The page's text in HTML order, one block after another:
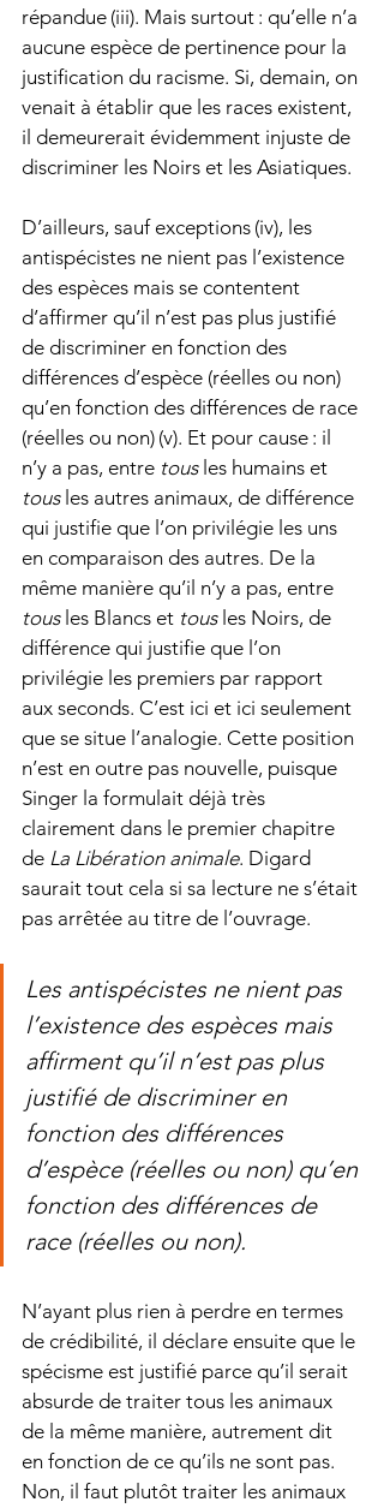
répandue (iii). Mais surtout : qu’elle n’a
aucune espèce de pertinence pour la
justification du racisme. Si, demain, on
venait à établir que les races existent,
il demeurerait évidemment injuste de
discriminer les Noirs et les Asiatiques.
D’ailleurs, sauf exceptions (iv), les
antispécistes ne nient pas l’existence
des espèces mais se contentent
d’affirmer qu’il n’est pas plus justifié
de discriminer en fonction des
différences d’espèce (réelles ou non)
qu’en fonction des différences de race
(réelles ou non) (v). Et pour cause : il
n’y a pas, entre tous les humains et
tous les autres animaux, de différence
qui justifie que l’on privilégie les uns
en comparaison des autres. De la
même manière qu’il n’y a pas, entre
tous les Blancs et tous les Noirs, de
différence qui justifie que l’on
privilégie les premiers par rapport
aux seconds. C’est ici et ici seulement
que se situe l’analogie. Cette position
n’est en outre pas nouvelle, puisque
Singer la formulait déjà très
clairement dans le premier chapitre
de La Libération animale. Digard
saurait tout cela si sa lecture ne s’était
pas arrêtée au titre de l’ouvrage.
Les antispécistes ne nient pas
l’existence des espèces mais
affirment qu’il n’est pas plus
justifié de discriminer en
fonction des différences
d’espèce (réelles ou non) qu’en
fonction des différences de
race (réelles ou non).
N’ayant plus rien à perdre en termes
de crédibilité, il déclare ensuite que le
spécisme est justifié parce qu’il serait
absurde de traiter tous les animaux
de la même manière, autrement dit
en fonction de ce qu’ils ne sont pas.
Non, il faut plutôt traiter les animaux